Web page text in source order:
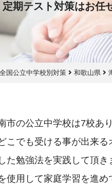
期テスト対策はお任
全国公立中学校別対策 和歌山県
市の公立中学校は7校あ
こでも受ける事が出来
た勉強法を実践して頂
使用して家庭学習を進め